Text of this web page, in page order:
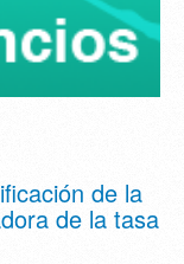
de la
de la tasa